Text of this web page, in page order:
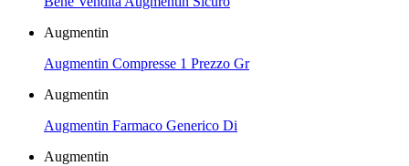
Augmentin
Augmentin Compresse 1 Prezzo Gr
Augmentin
Augmentin Farmaco Generico Di
Augmentin